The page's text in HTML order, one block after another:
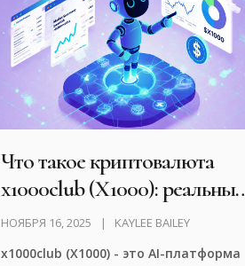
Что такое криптовалюта
x1000club (X1000): реальный
анализ AI-платформы на
Solana
НОЯБРЯ 16, 2025 KAYLEE BAILEY
x1000club (X1000) - это AI-платформа